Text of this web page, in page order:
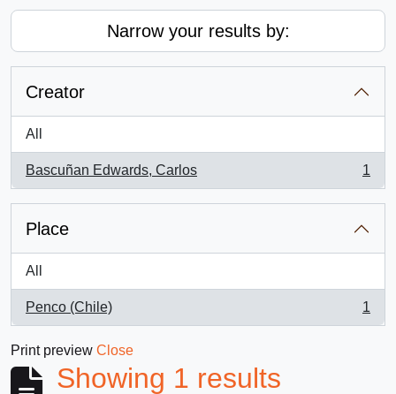
Narrow your results by:
Creator
All
Bascuñan Edwards, Carlos
, 1 results
1
Place
All
Penco (Chile)
, 1 results
1
Print preview Close
Showing 1 results